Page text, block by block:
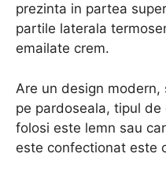
prezinta in partea
partile laterala
emailate crem.
Are un design
pe pardoseala, tipul
folosi este lemn sau
este confectionat este